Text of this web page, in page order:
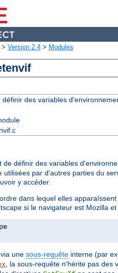
> Version 2.4 > Modules
définir des variables
de définir des variables
par d'autres parties du
y accéder.
dans lequel elles
si le navigateur est Mozilla et
une sous-requête interne (par
, la sous-requête n'hérite pas des